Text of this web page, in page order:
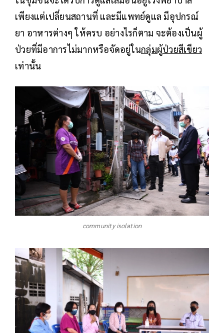
เพียงแต่เปลี่ยนสถานที่ และมีแพทย์ดูแล มีอุปกรณ์
ยา อาหารต่างๆ ให้ครบ อย่างไรก็ตาม จะต้องเป็นผู้
ป่วยที่มีอาการไม่มากหรือจัดอยู่ในกลุ่มผู้ป่วยสีเขียว
เท่านั้น
community isolation